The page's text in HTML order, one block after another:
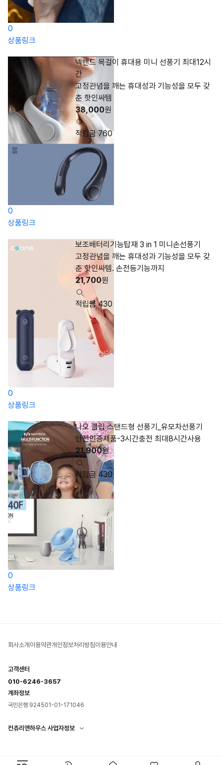
0
상품링크
0
넥밴드 목걸이 휴대용 미니 선풍기 최대12시
간
고정관념을 깨는 휴대성과 기능성을 모두 갖
춘 핫인싸템
38,000원
적립금 760
상품링크
0
보조배터리기능탑재 3 in 1 미니손선풍기
고정관념을 깨는 휴대성과 기능성을 모두 갖
춘 핫인싸템. 손전등기능까지
21,700원
적립금 430
상품링크
0
나오 클립 스탠드형 선풍기_유모차선풍기
안전인증제품-3시간충전 최대8시간사용
21,900원
적립금 430
상품링크
회사소개 이용약관개인정보처리방침이용안내
컨츄리앤하우스 사업자정보
고객센터
010-6246-3657
계좌정보
국민은행 924501-01-171046